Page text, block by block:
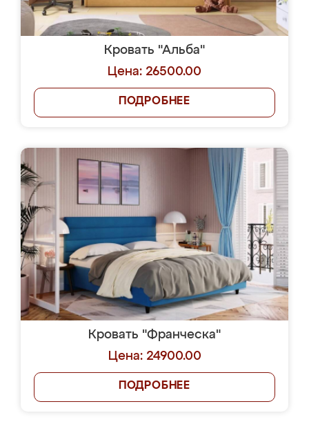
Кровать "Альба"
Цена: 26500.00
ПОДРОБНЕЕ
Кровать "Франческа"
Цена: 24900.00
ПОДРОБНЕЕ